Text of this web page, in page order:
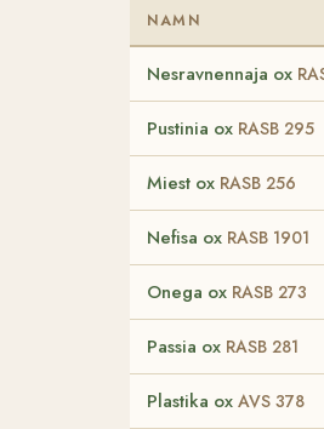
NAMN
Nesravnennaja ox
Pustinia ox RASB 295
Miest ox RASB 256
Nefisa ox RASB 1901
Onega ox RASB 273
Passia ox RASB 281
Plastika ox AVS 378